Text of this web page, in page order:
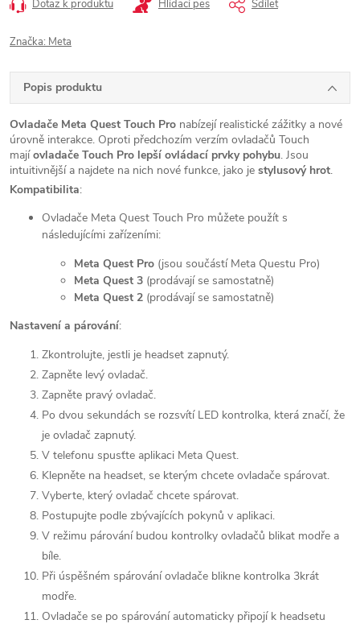
Dotaz k produktu Hlídací pes Sdílet
Značka: Meta
Popis produktu
Ovladače Meta Quest Touch Pro nabízejí realistické zážitky a nové
úrovně interakce. Oproti předchozím verzím ovladačů Touch
mají ovladače Touch Pro lepší ovládací prvky pohybu. Jsou
intuitivnější a najdete na nich nové funkce, jako je stylusový hrot.
Kompatibilita:
Ovladače Meta Quest Touch Pro můžete použít s
následujícími zařízeními:
Meta Quest Pro (jsou součástí Meta Questu Pro)
Meta Quest 3 (prodávají se samostatně)
Meta Quest 2 (prodávají se samostatně)
Nastavení a párování:
Zkontrolujte, jestli je headset zapnutý.
Zapněte levý ovladač.
Zapněte pravý ovladač.
Po dvou sekundách se rozsvítí LED kontrolka, která značí, že
je ovladač zapnutý.
V telefonu spusťte aplikaci Meta Quest.
Klepněte na headset, se kterým chcete ovladače spárovat.
Vyberte, který ovladač chcete spárovat.
Postupujte podle zbývajících pokynů v aplikaci.
V režimu párování budou kontrolky ovladačů blikat modře a
bíle.
Při úspěšném spárování ovladače blikne kontrolka 3krát
modře.
Ovladače se po spárování automaticky připojí k headsetu